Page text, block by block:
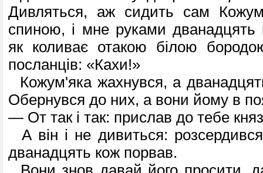
Дивляться, аж сидить сам
спиною, і мне руками дванадцять
як коливає отакою білою
посланців: «Кахи!»
Кожум'яка жахнувся, а
Обернувся до них, а вони йому в
— От так і так: прислав до тебе
А він і не дивиться:
дванадцять кож порвав.